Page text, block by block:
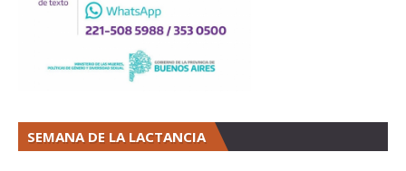
SEMANA DE LA LACTANCIA